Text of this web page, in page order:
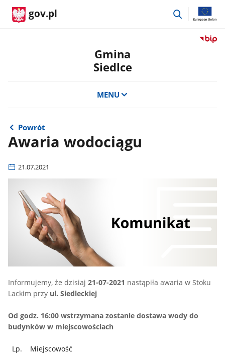
gov.pl
przejdź
Przejdź
Gmina
Siedlce
MENU
Powrót
Awaria wodociągu
21.07.2021
Informujemy, że dzisiaj 21-07-2021 nastąpiła awaria w Stoku
Lackim przy ul. Siedleckiej
Od godz. 16:00 wstrzymana zostanie dostawa wody do
budynków w miejscowościach
Lp. Miejscowość